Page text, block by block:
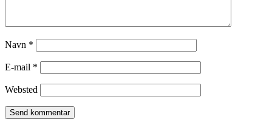
Navn *
E-mail *
Websted